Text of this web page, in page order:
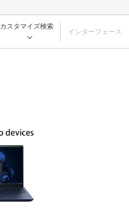
カスタマイズ検索
インターフェース